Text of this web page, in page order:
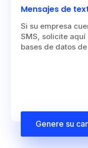
Mensajes de
Si su empresa
SMS, solicite
bases de datos
Genere su